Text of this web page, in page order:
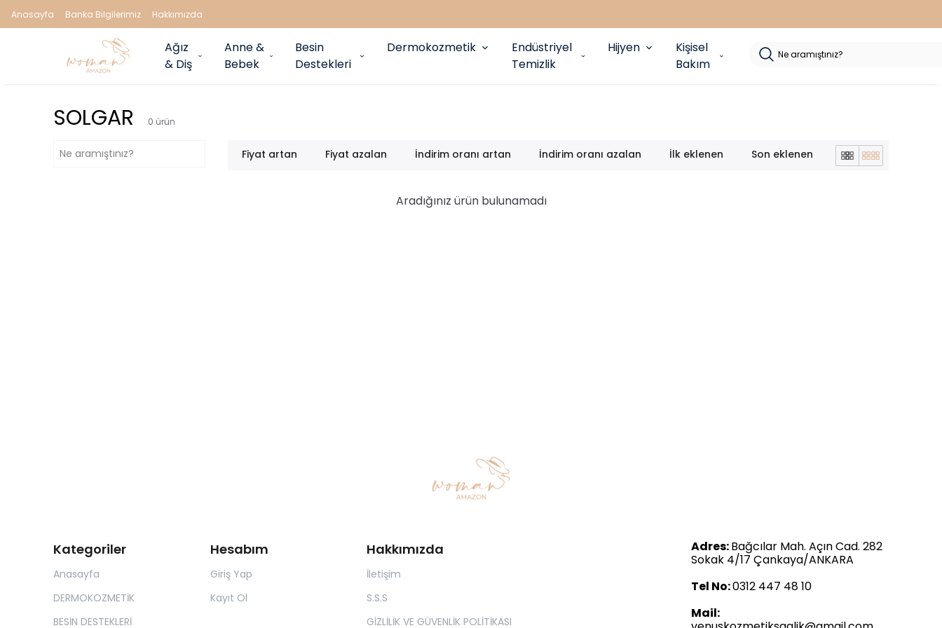
Anasayfa Banka Bilgilerimiz Hakkımızda
Ağız
& Diş
Anne &
Bebek
Besin
Destekleri
Dermokozmetik
Endüstriyel
Temizlik
Hijyen
Kişisel
Bakım
SOLGAR 0 ürün
Fiyat artan Fiyat azalan İndirim oranı artan İndirim oranı azalan İlk eklenen Son eklenen
Aradığınız ürün bulunamadı
Kategoriler
Anasayfa
DERMOKOZMETİK
BESİN DESTEKLERİ
Hesabım
Giriş Yap
Kayıt Ol
Hakkımızda
İletişim
S.S.S
GİZLİLİK VE GÜVENLİK POLİTİKASI
Adres:Bağcılar Mah. Açın Cad. 282
Sokak 4/17 Çankaya/ANKARA
Tel No:0312 447 48 10
Mail: